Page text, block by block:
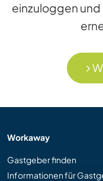
einzuloggen
Workaway
Gastgeber finden
Informationen für